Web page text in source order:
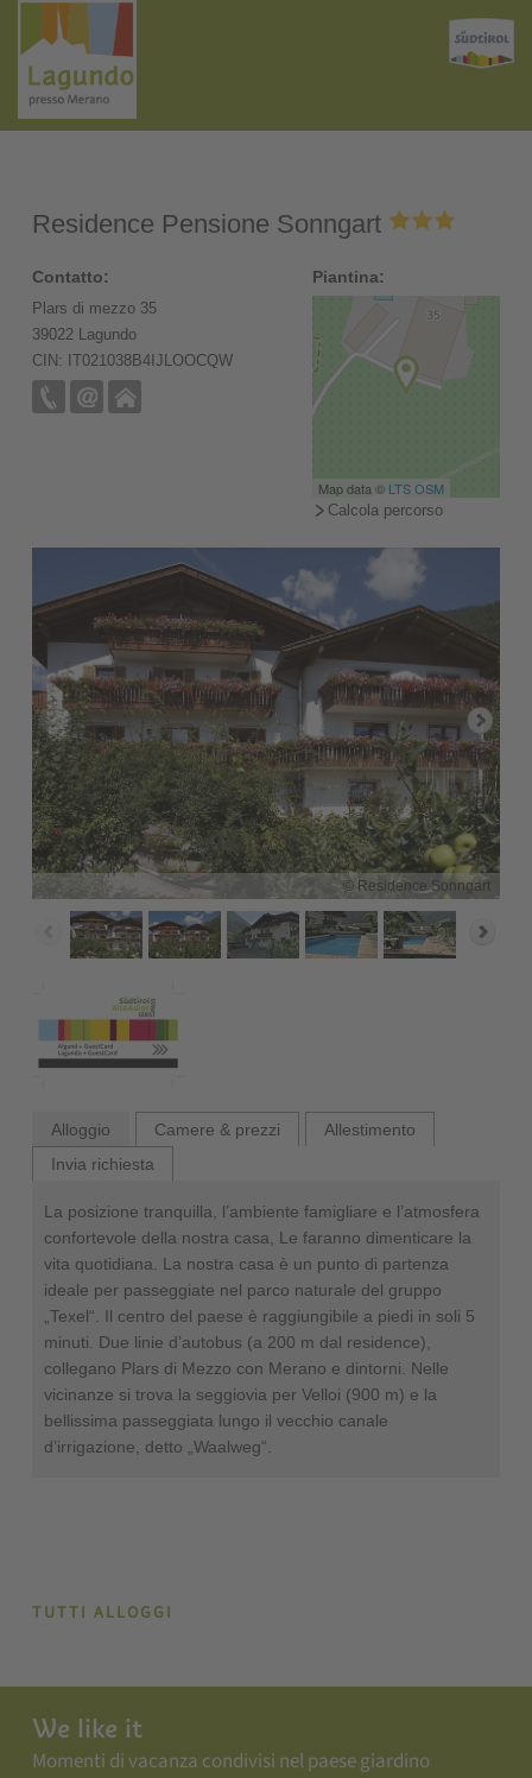
Residence Pensione Sonngart
Contatto:
Plars di mezzo 35
39022 Lagundo
CIN: IT021038B4IJLOOCQW
Piantina:
Map data © LTS OSM
Calcola percorso
© Residence Sonngart
Alloggio Camere & prezzi
Allestimento
Invia richiesta
La posizione tranquilla, l’ambiente famigliare e l’atmosfera
confortevole della nostra casa, Le faranno dimenticare la
vita quotidiana. La nostra casa è un punto di partenza
ideale per passeggiate nel parco naturale del gruppo
„Texel“. Il centro del paese è raggiungibile a piedi in soli 5
minuti. Due linie d’autobus (a 200 m dal residence),
collegano Plars di Mezzo con Merano e dintorni. Nelle
vicinanze si trova la seggiovia per Velloi (900 m) e la
bellissima passeggiata lungo il vecchio canale
d’irrigazione, detto „Waalweg“.
TUTTI ALLOGGI
We like it
Momenti di vacanza condivisi nel paese giardino